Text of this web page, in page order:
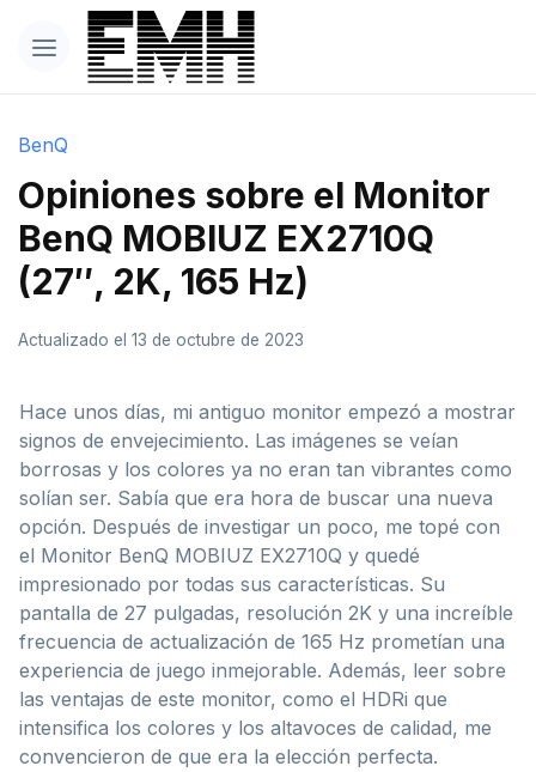
BenQ
Opiniones sobre el Monitor
BenQ MOBIUZ EX2710Q
(27″, 2K, 165 Hz)
Actualizado el 13 de octubre de 2023
Hace unos días, mi antiguo monitor empezó a mostrar
signos de envejecimiento. Las imágenes se veían
borrosas y los colores ya no eran tan vibrantes como
solían ser. Sabía que era hora de buscar una nueva
opción. Después de investigar un poco, me topé con
el Monitor BenQ MOBIUZ EX2710Q y quedé
impresionado por todas sus características. Su
pantalla de 27 pulgadas, resolución 2K y una increíble
frecuencia de actualización de 165 Hz prometían una
experiencia de juego inmejorable. Además, leer sobre
las ventajas de este monitor, como el HDRi que
intensifica los colores y los altavoces de calidad, me
convencieron de que era la elección perfecta.